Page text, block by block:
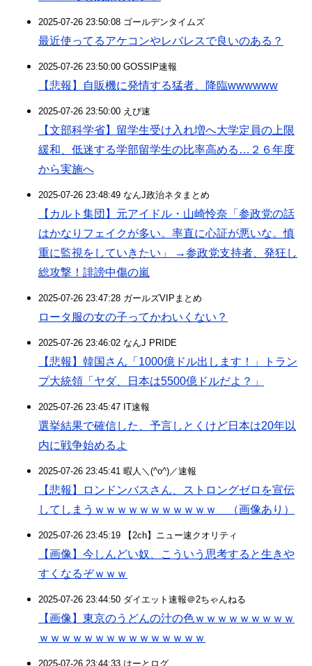
2025-07-26 23:50:08 ゴールデンタイムズ
最近使ってるアケコンやレバレスで良いのある？
2025-07-26 23:50:00 GOSSIP速報
【悲報】自販機に発情する猛者、降臨wwwwww
2025-07-26 23:50:00 えび速
【文部科学省】留学生受け入れ増へ大学定員の上限
緩和、低迷する学部留学生の比率高める…２６年度
から実施へ
2025-07-26 23:48:49 なんJ政治ネタまとめ
【カルト集団】元アイドル・山崎怜奈「参政党の話
はかなりフェイクが多い。率直に心証が悪いな。慎
重に監視をしていきたい」 →参政党支持者、発狂し
総攻撃！誹謗中傷の嵐
2025-07-26 23:47:28 ガールズVIPまとめ
ロータ服の女の子ってかわいくない？
2025-07-26 23:46:02 なんJ PRIDE
【悲報】韓国さん「1000億ドル出します！」トラン
プ大統領「ヤダ、日本は5500億ドルだよ？」
2025-07-26 23:45:47 IT速報
選挙結果で確信した、予言しとくけど日本は20年以
内に戦争始めるよ
2025-07-26 23:45:41 暇人＼(^o^)／速報
【悲報】ロンドンバスさん、ストロングゼロを宣伝
してしまうｗｗｗｗｗｗｗｗｗｗｗ （画像あり）
2025-07-26 23:45:19 【2ch】ニュー速クオリティ
【画像】今しんどい奴、こういう思考すると生きや
すくなるぞｗｗｗ
2025-07-26 23:44:50 ダイエット速報＠2ちゃんねる
【画像】東京のうどんの汁の色ｗｗｗｗｗｗｗｗｗ
ｗｗｗｗｗｗｗｗｗｗｗｗｗｗｗ
2025-07-26 23:44:33 はーとログ